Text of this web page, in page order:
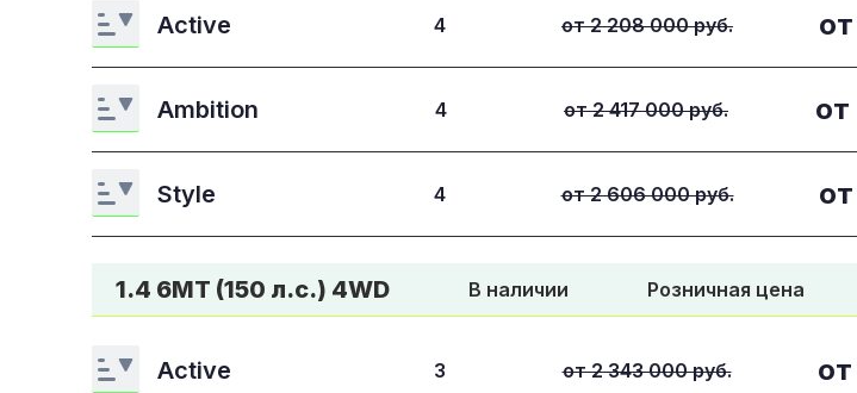
Active 4 от 2 208 000 руб. от
Ambition 4 от 2 417 000 руб. от
Style 4 от 2 606 000 руб. от
1.4 6МТ (150 л.с.) 4WD В наличии Розничная цена
Active 3 от 2 343 000 руб. от